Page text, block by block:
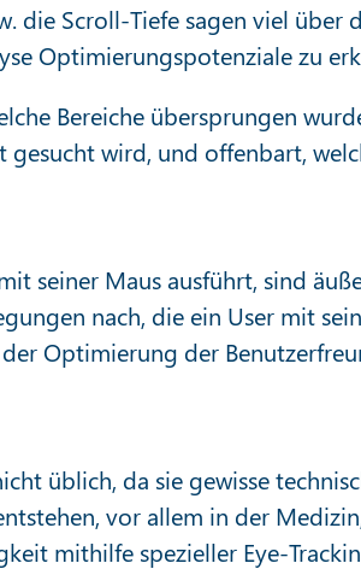
die Scroll-Tiefe sagen viel
Optimierungspotenziale zu
Bereiche übersprungen
gesucht wird, und offenbart,
seiner Maus ausführt, sind
nach, die ein User mit
Optimierung der
üblich, da sie gewisse
vor allem in der
mithilfe spezieller Eye-